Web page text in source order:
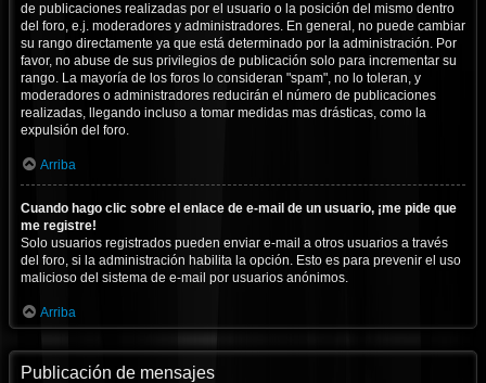
de publicaciones realizadas por el usuario o la posición del mismo dentro
del foro, e.j. moderadores y administradores. En general, no puede cambiar
su rango directamente ya que está determinado por la administración. Por
favor, no abuse de sus privilegios de publicación solo para incrementar su
rango. La mayoría de los foros lo consideran "spam", no lo toleran, y
moderadores o administradores reducirán el número de publicaciones
realizadas, llegando incluso a tomar medidas mas drásticas, como la
expulsión del foro.
Arriba
Cuando hago clic sobre el enlace de e-mail de un usuario, ¡me pide que
me registre!
Solo usuarios registrados pueden enviar e-mail a otros usuarios a través
del foro, si la administración habilita la opción. Esto es para prevenir el uso
malicioso del sistema de e-mail por usuarios anónimos.
Arriba
Publicación de mensajes